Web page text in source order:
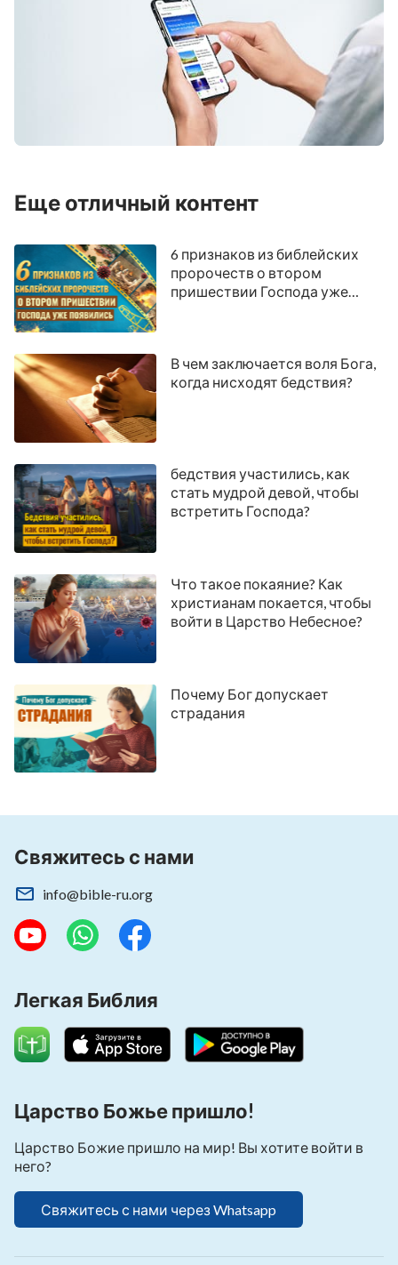
Еще отличный контент
6 признаков из библейских
пророчеств о втором
пришествии Господа уже
В чем заключается воля Бога,
когда нисходят бедствия?
бедствия участились, как
стать мудрой девой, чтобы
встретить Господа?
Что такое покаяние? Как
христианам покается, чтобы
войти в Царство Небесное?
Почему Бог допускает
страдания
Свяжитесь с нами
info@bible-ru.org
Легкая Библия
Царство Божье пришло!
Царство Божие пришло на мир! Вы хотите войти в
него?
Свяжитесь с нами через Whatsapp